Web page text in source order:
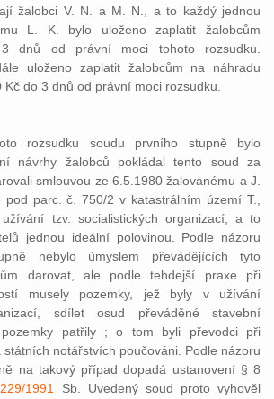
žalobci V. N. a M. N., a to každý jednou
L. K. bylo uloženo zaplatit žalobcům
dnů od právní moci tohoto rozsudku.
uloženo zaplatit žalobcům na náhradu
do 3 dnů od právní moci rozsudku.
rozsudku soudu prvního stupně bylo
návrhy žalobců pokládal tento soud za
smlouvou ze 6.5.1980 žalovanému a J.
pod parc. č. 750/2 v katastrálním území T.,
tzv. socialistických organizací, a to
jednou ideální polovinou. Podle názoru
nebylo úmyslem převádějících tyto
darovat, ale podle tehdejší praxe při
musely pozemky, jež byly v užívání
sdílet osud převáděné stavební
patřily ; o tom byli převodci při
notářstvích poučováni. Podle názoru
na takový případ dopadá ustanovení § 8
229/1991
Sb. Uvedený soud proto vyhověl